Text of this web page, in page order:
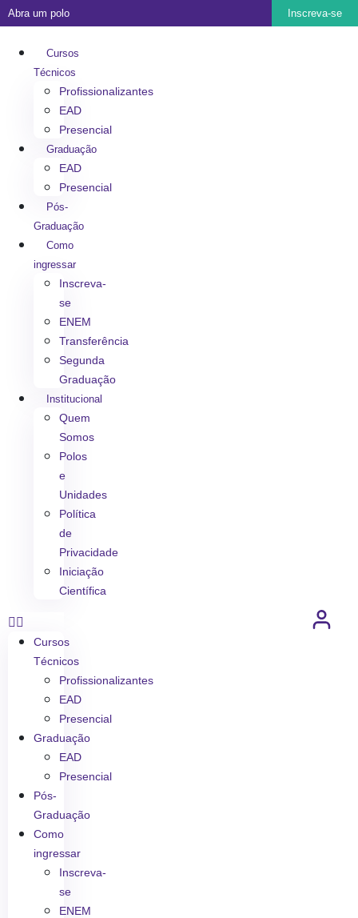
Abra um polo Inscreva-se
Cursos
Técnicos
Profissionalizantes
EAD
Presencial
Graduação
EAD
Presencial
Pós-
Graduação
Como
ingressar
Inscreva-
se
ENEM
Transferência
Segunda
Graduação
Institucional
Quem
Somos
Polos
e
Unidades
Política
de
Privacidade
Iniciação
Científica
Cursos
Técnicos
Profissionalizantes
EAD
Presencial
Graduação
EAD
Presencial
Pós-
Graduação
Como
ingressar
Inscreva-
se
ENEM